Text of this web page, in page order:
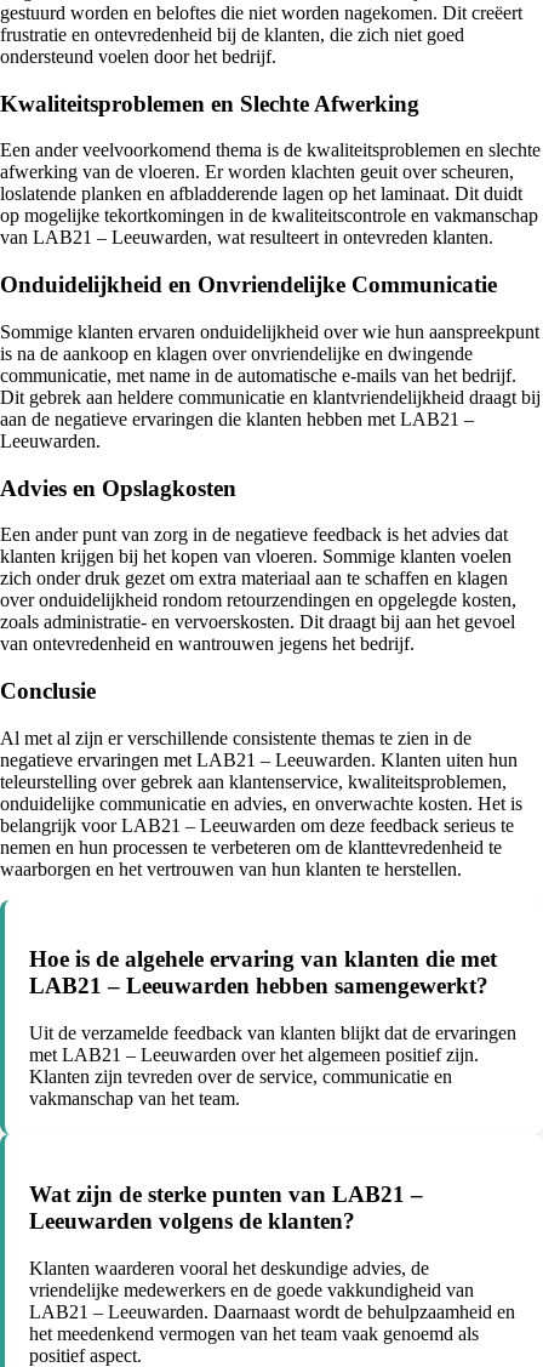
gestuurd worden en beloftes die niet worden nagekomen. Dit creëert
frustratie en ontevredenheid bij de klanten, die zich niet goed
ondersteund voelen door het bedrijf.
Kwaliteitsproblemen en Slechte Afwerking
Een ander veelvoorkomend thema is de kwaliteitsproblemen en slechte
afwerking van de vloeren. Er worden klachten geuit over scheuren,
loslatende planken en afbladderende lagen op het laminaat. Dit duidt
op mogelijke tekortkomingen in de kwaliteitscontrole en vakmanschap
van LAB21 – Leeuwarden, wat resulteert in ontevreden klanten.
Onduidelijkheid en Onvriendelijke Communicatie
Sommige klanten ervaren onduidelijkheid over wie hun aanspreekpunt
is na de aankoop en klagen over onvriendelijke en dwingende
communicatie, met name in de automatische e-mails van het bedrijf.
Dit gebrek aan heldere communicatie en klantvriendelijkheid draagt bij
aan de negatieve ervaringen die klanten hebben met LAB21 –
Leeuwarden.
Advies en Opslagkosten
Een ander punt van zorg in de negatieve feedback is het advies dat
klanten krijgen bij het kopen van vloeren. Sommige klanten voelen
zich onder druk gezet om extra materiaal aan te schaffen en klagen
over onduidelijkheid rondom retourzendingen en opgelegde kosten,
zoals administratie- en vervoerskosten. Dit draagt bij aan het gevoel
van ontevredenheid en wantrouwen jegens het bedrijf.
Conclusie
Al met al zijn er verschillende consistente themas te zien in de
negatieve ervaringen met LAB21 – Leeuwarden. Klanten uiten hun
teleurstelling over gebrek aan klantenservice, kwaliteitsproblemen,
onduidelijke communicatie en advies, en onverwachte kosten. Het is
belangrijk voor LAB21 – Leeuwarden om deze feedback serieus te
nemen en hun processen te verbeteren om de klanttevredenheid te
waarborgen en het vertrouwen van hun klanten te herstellen.
Hoe is de algehele ervaring van klanten die met
LAB21 – Leeuwarden hebben samengewerkt?
Uit de verzamelde feedback van klanten blijkt dat de ervaringen
met LAB21 – Leeuwarden over het algemeen positief zijn.
Klanten zijn tevreden over de service, communicatie en
vakmanschap van het team.
Wat zijn de sterke punten van LAB21 –
Leeuwarden volgens de klanten?
Klanten waarderen vooral het deskundige advies, de
vriendelijke medewerkers en de goede vakkundigheid van
LAB21 – Leeuwarden. Daarnaast wordt de behulpzaamheid en
het meedenkend vermogen van het team vaak genoemd als
positief aspect.